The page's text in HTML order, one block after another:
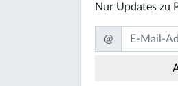
Nur Updates zu
@